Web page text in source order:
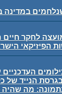
במדינה
לחקר חיים
הפיזיקאי
העדכניים
הנייד של
מה